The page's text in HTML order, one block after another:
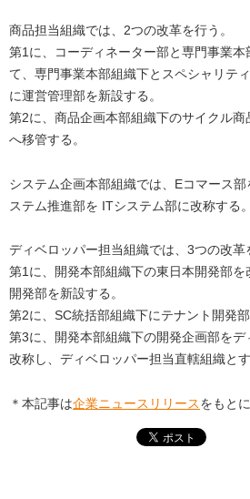
商品担当組織では、2つの改革を行う。
第1に、コーディネーター部と専門事業
て、専門事業本部組織下とスペシャリテ
に運営管理部を新設する。
第2に、商品企画本部組織下のサイクル
へ移管する。
システム企画本部組織では、Eコマース
ステム推進部を ITシステム部に改称する。
ディベロッパー担当組織では、3つの改革
第1に、開発本部組織下の東日本開発部
開発部を新設する。
第2に、SC統括部組織下にテナント開発部
第3に、開発本部組織下の開発企画部を
改称し、ディベロッパー担当直轄組織とす
＊本記事は企業ニュースリリースをもと